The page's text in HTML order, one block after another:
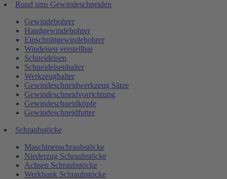
Rund ums Gewindeschneiden
Gewindebohrer
Handgewindebohrer
Einschnittgewindebohrer
Windeisen verstellbar
Schneideisen
Schneideisenhalter
Werkzeughalter
Gewindeschneidwerkzeug Sätze
Gewindeschneidvorrichtung
Gewindeschneidköpfe
Gewindeschneidfutter
Schraubstöcke
Maschinenschraubstöcke
Niederzug Schraubstöcke
Achsen Schraubstöcke
Werkbank Schraubstöcke